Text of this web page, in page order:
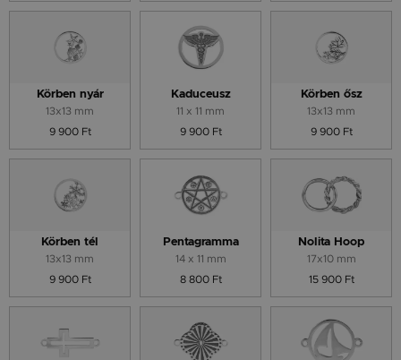
Körben nyár
13x13 mm
9 900 Ft
Kaduceusz
11 x 11 mm
9 900 Ft
Körben ősz
13x13 mm
9 900 Ft
Körben tél
13x13 mm
9 900 Ft
Pentagramma
14 x 11 mm
8 800 Ft
Nolita Hoop
17x10 mm
15 900 Ft